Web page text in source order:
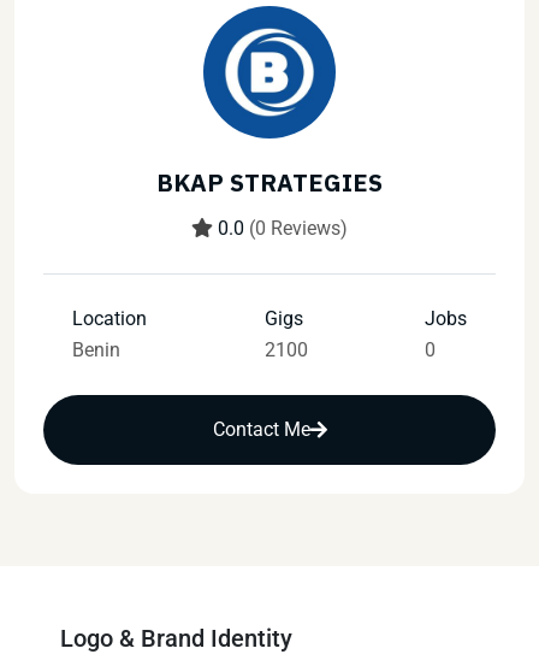
BKAP STRATEGIES
0.0 (0 Reviews)
Location
Benin
Gigs
2100
Jobs
0
Contact Me
Logo & Brand Identity